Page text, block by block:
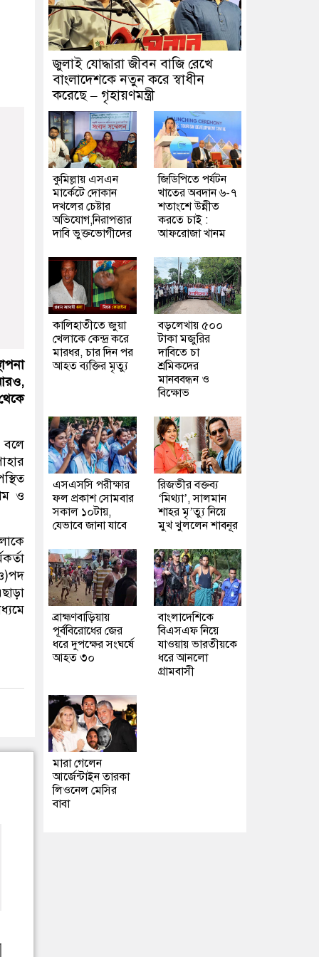
বলে
ও
জুলাই যোদ্ধারা জীবন বাজি রেখে
বাংলাদেশকে নতুন করে স্বাধীন
করেছে – গৃহায়ণমন্ত্রী
কুমিল্লায় এসএন
মার্কেটে দোকান
দখলের চেষ্টার
অভিযোগ,নিরাপত্তার
দাবি ভুক্তভোগীদের
জিডিপিতে পর্যটন
খাতের অবদান ৬-৭
শতাংশে উন্নীত
করতে চাই :
আফরোজা খানম
কালিহাতীতে জুয়া
খেলাকে কেন্দ্র করে
মারধর, চার দিন পর
আহত ব্যক্তির মৃত্যু
বড়লেখায় ৫০০
টাকা মজুরির
দাবিতে চা
শ্রমিকদের
মানববন্ধন ও
বিক্ষোভ
এসএসসি পরীক্ষার
ফল প্রকাশ সোমবার
সকাল ১০টায়,
যেভাবে জানা যাবে
রিজভীর বক্তব্য
‘মিথ্যা’, সালমান
শাহর মৃ’ত্যু নিয়ে
মুখ খুললেন শাবনূর
ব্রাহ্মণবাড়িয়ায়
পূর্ববিরোধের জের
ধরে দুপক্ষের সংঘর্ষে
আহত ৩০
বাংলাদেশিকে
বিএসএফ নিয়ে
যাওয়ায় ভারতীয়কে
ধরে আনলো
গ্রামবাসী
মারা গেলেন
আর্জেন্টাইন তারকা
লিওনেল মেসির
বাবা